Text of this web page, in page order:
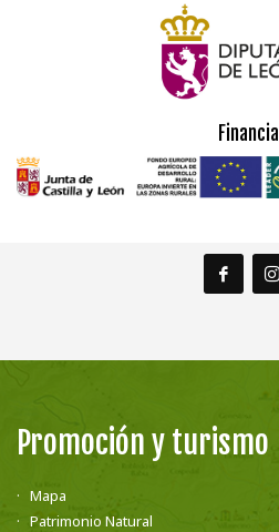
Financia
Promoción y turismo
Mapa
Patrimonio Natural